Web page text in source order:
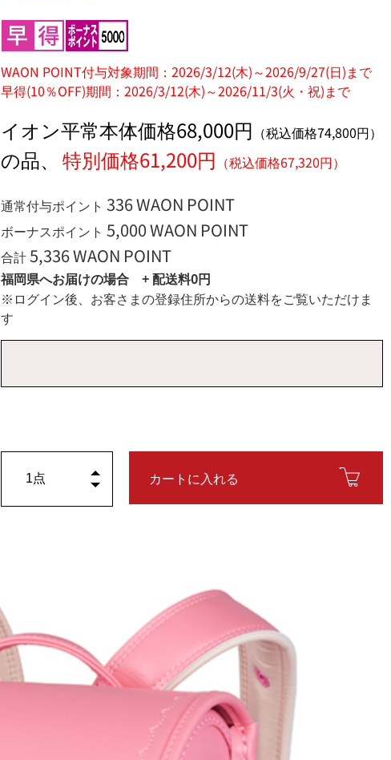
シャーベット
ピンク×ベビ
WAON POINT付与対象期間：2026/3/12(木)～2026/9/27(日)まで
早得(10％OFF)期間：2026/3/12(木)～2026/11/3(火・祝)まで
イオン平常本体価格68,000円 （税込価格74,800円）
の品、 特別価格61,200円 （税込価格67,320円）
通常付与ポイント 336 WAON POINT
ボーナスポイント 5,000 WAON POINT
合計5,336 WAON POINT
福岡県へお届けの場合 + 配送料0円
※ログイン後、お客さまの登録住所からの送料をご覧いただけま
す
カートに入れる